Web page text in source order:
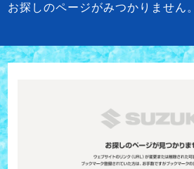
お探しのページがみつかりません。